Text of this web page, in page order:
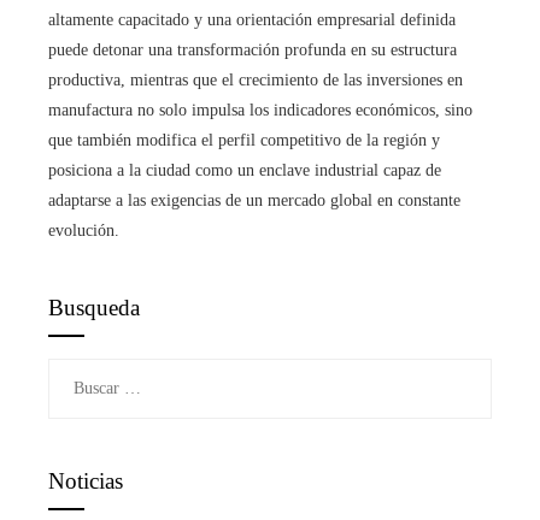
altamente capacitado y una orientación empresarial definida
puede detonar una transformación profunda en su estructura
productiva, mientras que el crecimiento de las inversiones en
manufactura no solo impulsa los indicadores económicos, sino
que también modifica el perfil competitivo de la región y
posiciona a la ciudad como un enclave industrial capaz de
adaptarse a las exigencias de un mercado global en constante
evolución.
Busqueda
Noticias